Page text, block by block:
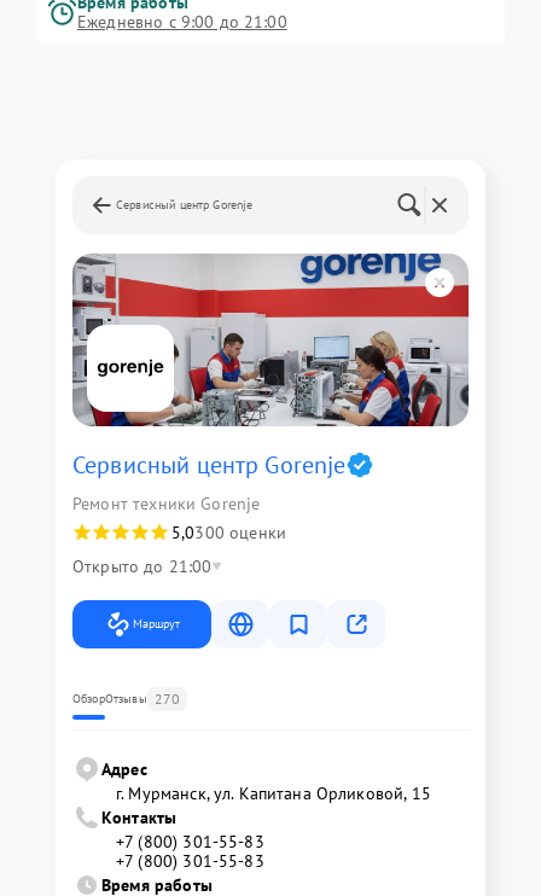
Ежедневно с 9:00 до 21:00
Сервисный центр Gorenje
Сервисный центр Gorenje
Ремонт техники Gorenje
5,0300 оценки
Открыто до 21:00
Маршрут
ОбзорОтзывы 270
Адрес
г. Мурманск, ул. Капитана Орликовой, 15
Контакты
+7 (800) 301-55-83
+7 (800) 301-55-83
Время работы